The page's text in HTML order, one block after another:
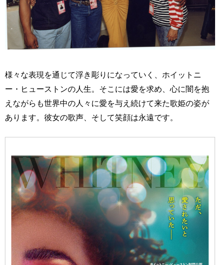
様々な表現を通じて浮き彫りになっていく、ホイットニ
ー・ヒューストンの人生。そこには愛を求め、心に闇を抱
えながらも世界中の人々に愛を与え続けて来た歌姫の姿が
あります。彼女の歌声、そして笑顔は永遠です。